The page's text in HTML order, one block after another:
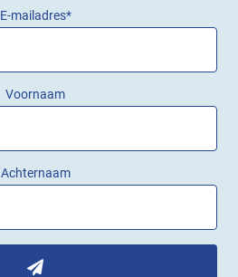
E-mailadres*
Voornaam
Achternaam